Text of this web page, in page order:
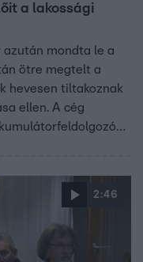
a lakossági
azután mondta le a
ötre megtelt a
hevesen tiltakoznak
ellen. A cég
2:46